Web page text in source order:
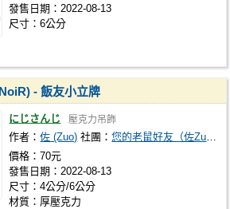
發售日期：2022-08-13
尺寸：6公分
- 飯友小立牌
にじさんじ 壓克力吊飾
作者：佐 (Zuo) 社團：您的老鼠好友（佐Zuo）
價格：70元
發售日期：2022-08-13
尺寸：4公分/6公分
材質：厚壓克力